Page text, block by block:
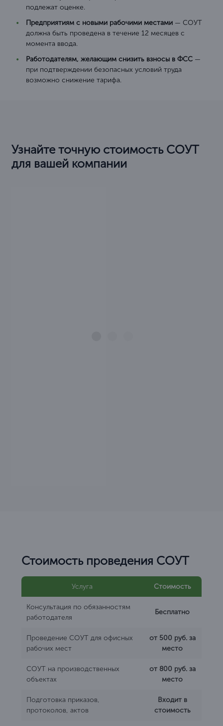
подлежат оценке.
Предприятиям с новыми рабочими местами — СОУТ
должна быть проведена в течение 12 месяцев с
момента ввода.
Работодателям, желающим снизить взносы в ФСС —
при подтверждении безопасных условий труда
возможно снижение тарифа.
Узнайте точную стоимость СОУТ
для вашей компании
Стоимость проведения СОУТ
Услуга Стоимость
Консультация по обязанностям
работодателя
Бесплатно
Проведение СОУТ для офисных
рабочих мест
от 500 руб. за
место
СОУТ на производственных
объектах
от 800 руб. за
место
Подготовка приказов,
протоколов, актов
Входит в
стоимость